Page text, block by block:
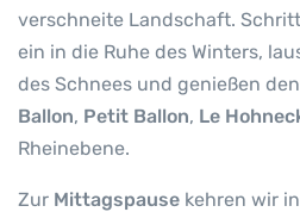
verschneite Landschaft.
ein in die Ruhe des Winters,
des Schnees und genießen
Ballon, Petit Ballon, Le
Rheinebene.
Zur Mittagspause kehren wir